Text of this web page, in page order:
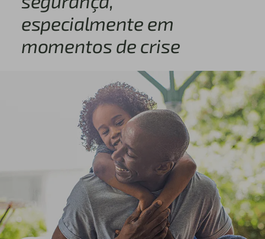
especialmente em
momentos de crise